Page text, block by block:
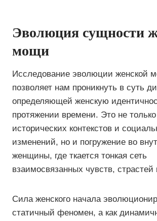
Эволюция сущности
мощи
Исследование эволюции женской
позволяет нам проникнуть в суть
определяющей женскую
протяжении времени. Это не
исторических контекстов и
изменений, но и погружение во
женщины, где ткается тонкая сеть
взаимосвязанных чувств,
Сила женского начала
статичный феномен, а как